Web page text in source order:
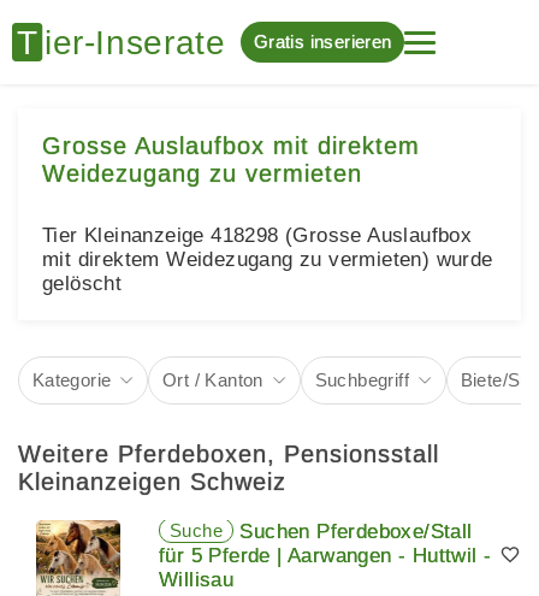
Gratis inserieren
Grosse Auslaufbox mit direktem
Weidezugang zu vermieten
Tier Kleinanzeige 418298 (Grosse Auslaufbox
mit direktem Weidezugang zu vermieten) wurde
gelöscht
Kategorie Ort / Kanton Suchbegriff Biete/
Weitere Pferdeboxen, Pensionsstall
Kleinanzeigen Schweiz
Suche
Suchen Pferdeboxe/Stall
für 5 Pferde | Aarwangen - Huttwil -
Willisau